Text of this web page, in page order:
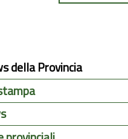
della Provincia